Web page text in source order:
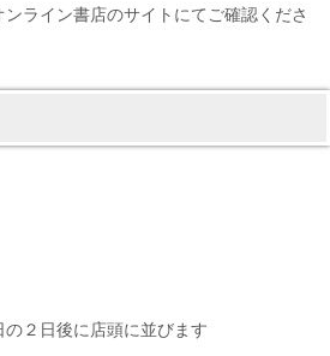
ライン書店のサイトにてご確認くださ
２日後に店頭に並びます